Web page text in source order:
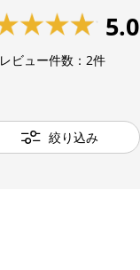
5.0
レビュー件数： 2件
絞り込み